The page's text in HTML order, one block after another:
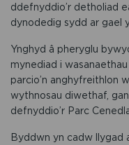
ddefnyddio’r detholiad
dynodedig sydd ar gael
Ynghyd â pheryglu
mynediad i
parcio’n anghyfreithlon
wythnosau diwethaf,
defnyddio’r Parc
Byddwn yn cadw llygad